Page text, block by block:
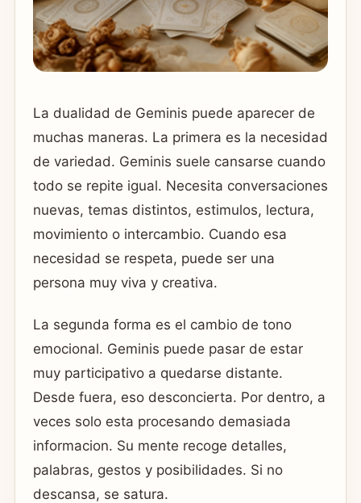
La dualidad de Geminis puede aparecer de
muchas maneras. La primera es la necesidad
de variedad. Geminis suele cansarse cuando
todo se repite igual. Necesita conversaciones
nuevas, temas distintos, estimulos, lectura,
movimiento o intercambio. Cuando esa
necesidad se respeta, puede ser una
persona muy viva y creativa.
La segunda forma es el cambio de tono
emocional. Geminis puede pasar de estar
muy participativo a quedarse distante.
Desde fuera, eso desconcierta. Por dentro, a
veces solo esta procesando demasiada
informacion. Su mente recoge detalles,
palabras, gestos y posibilidades. Si no
descansa, se satura.